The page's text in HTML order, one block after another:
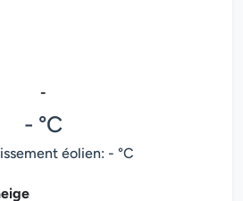
-
- °C
éolien: - °C